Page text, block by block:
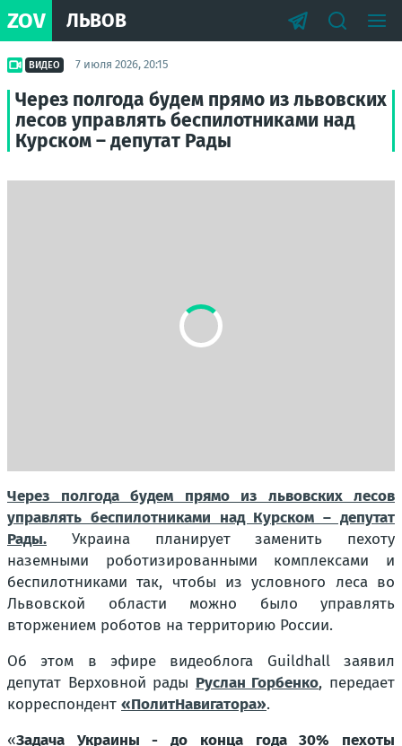
ZOV ЛЬВОВ
ВИДЕО 7 июля 2026, 20:15
Через полгода будем прямо из львовских
лесов управлять беспилотниками над
Курском – депутат Рады
Через полгода будем прямо из львовских лесов
управлять беспилотниками над Курском – депутат
Рады. Украина планирует заменить пехоту
наземными роботизированными комплексами и
беспилотниками так, чтобы из условного леса во
Львовской области можно было управлять
вторжением роботов на территорию России.
Об этом в эфире видеоблога Guildhall заявил
депутат Верховной рады Руслан Горбенко, передает
корреспондент «ПолитНавигатора».
«Задача Украины - до конца года 30% пехоты